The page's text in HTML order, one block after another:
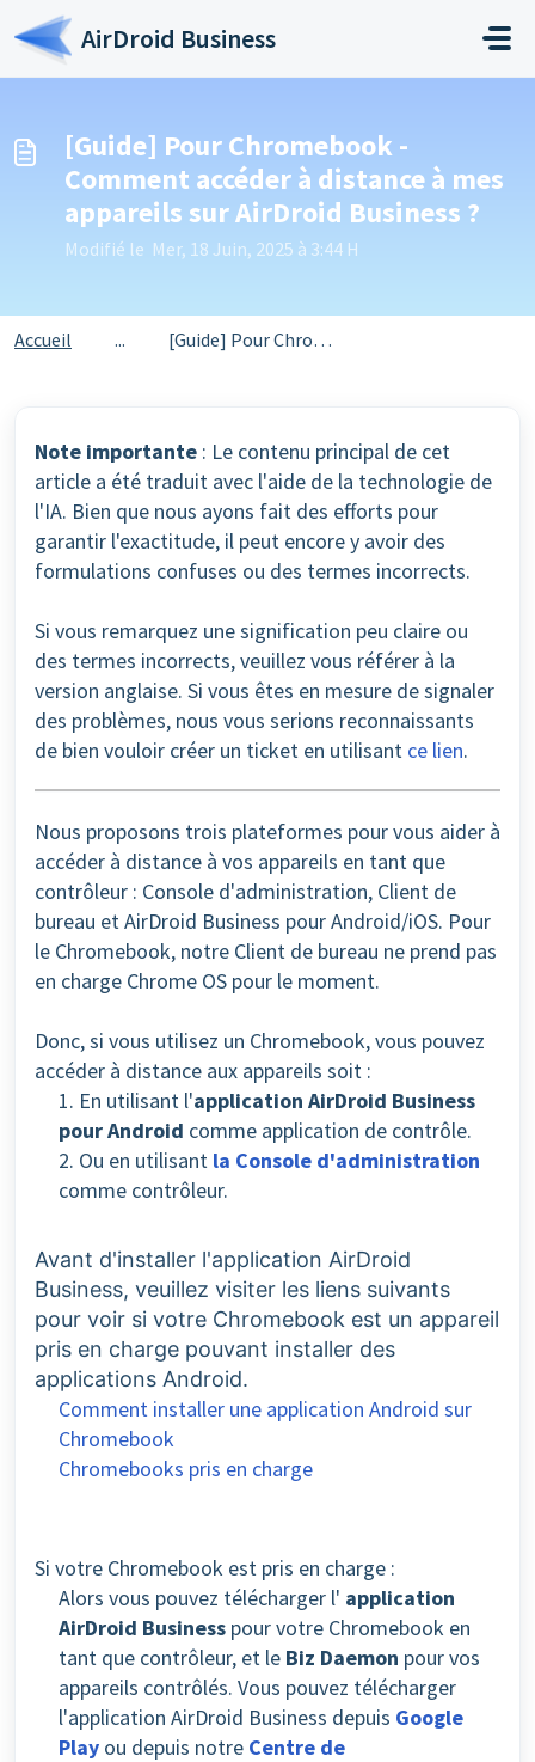
Passer au contenu principal
AirDroid Business
[Guide] Pour Chromebook -
Comment accéder à distance à mes
appareils sur AirDroid Business ?
Modifié le Mer, 18 Juin, 2025 à 3:44 H
Accueil ... [Guide] Pour Chromebook - Comment accéder à distance à me...
Note importante : Le contenu principal de cet
article a été traduit avec l'aide de la technologie de
l'IA. Bien que nous ayons fait des efforts pour
garantir l'exactitude, il peut encore y avoir des
formulations confuses ou des termes incorrects.
Si vous remarquez une signification peu claire ou
des termes incorrects, veuillez vous référer à la
version anglaise. Si vous êtes en mesure de signaler
des problèmes, nous vous serions reconnaissants
de bien vouloir créer un ticket en utilisant ce lien.
Nous proposons trois plateformes pour vous aider à
accéder à distance à vos appareils en tant que
contrôleur : Console d'administration, Client de
bureau et AirDroid Business pour Android/iOS. Pour
le Chromebook, notre Client de bureau ne prend pas
en charge Chrome OS pour le moment.
Donc, si vous utilisez un Chromebook, vous pouvez
accéder à distance aux appareils soit :
1. En utilisant l'application AirDroid Business
pour Android comme application de contrôle.
2. Ou en utilisant la Console d'administration
comme contrôleur.
Avant d'installer l'application AirDroid
Business, veuillez visiter les liens suivants
pour voir si votre Chromebook est un appareil
pris en charge pouvant installer des
applications Android.
Comment installer une application Android sur
Chromebook
Chromebooks pris en charge
Si votre Chromebook est pris en charge :
Alors vous pouvez télécharger l' application
AirDroid Business pour votre Chromebook en
tant que contrôleur, et le Biz Daemon pour vos
appareils contrôlés. Vous pouvez télécharger
l'application AirDroid Business depuis Google
Play ou depuis notre Centre de